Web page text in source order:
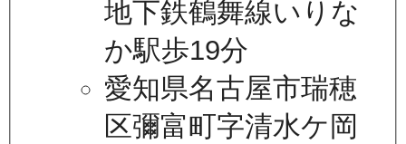
地下鉄鶴舞線いりな
か駅歩19分
愛知県名古屋市瑞穂
区彌富町字清水ケ岡